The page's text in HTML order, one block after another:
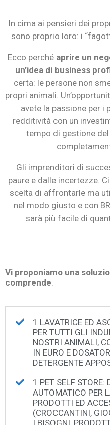
In cima ai pensieri dei
sono proprio loro: i
Ecco perché aprire un
un’idea di business
certa: le persone non
propri animali.
avete la passione per
redditività con un
tempo di gestione
Gli imprenditori di
paure e dalle incertezze.
scelta di affrontarle ma
nel modo giusto e con
sarà più facile di
Vi proponiamo una
comprende:
1 LAVATRICE ED
PER TUTTI GLI
NOSTRI ANIMALI,
IN EURO E
DETERGENTE
1 PET SELF STORE:
AUTOMATICO PER
PRODOTTI ED
(CROCCANTINI,
I BISOGNI,